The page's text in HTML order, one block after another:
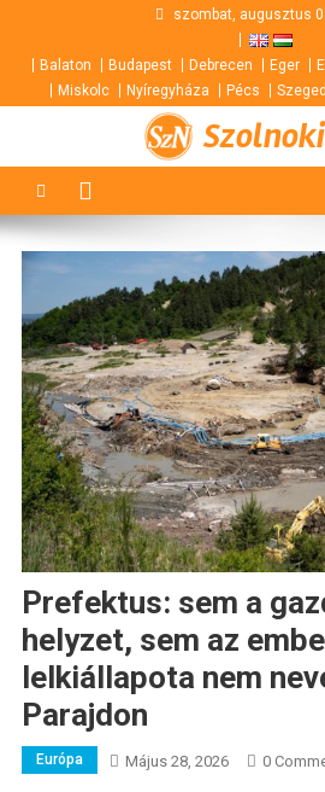
content
szombat, augusztus
Balaton Budapest Debrecen Eger
Miskolc
Nyíregyháza Pécs Szeged
Prefektus: sem a
helyzet, sem az
lelkiállapota nem
Parajdon
Európa Május 28, 2026 0